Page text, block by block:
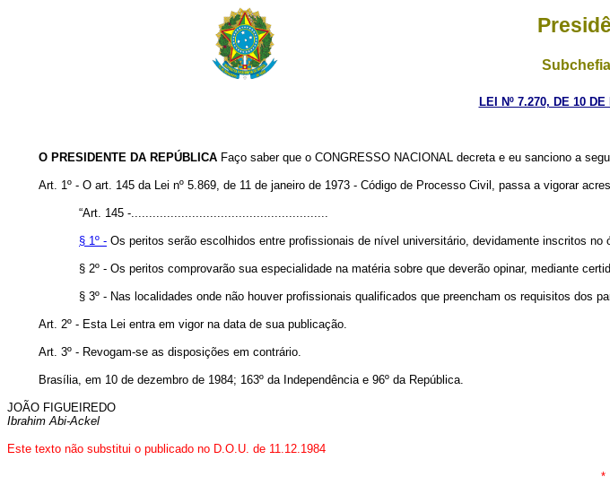
LEI Nº 7.270, DE 10
O PRESIDENTE DA REPÚBLICA Faço saber que o CONGRESSO NACIONAL decreta e eu sanciono a
Art. 1º - O art. 145 da Lei nº 5.869, de 11 de janeiro de 1973 - Código de Processo Civil, passa a vigorar
“Art. 145 -.......................................................
§ 1º - Os peritos serão escolhidos entre profissionais de nível universitário, devidamente inscritos
§ 2º - Os peritos comprovarão sua especialidade na matéria sobre que deverão opinar, mediante
§ 3º - Nas localidades onde não houver profissionais qualificados que preencham os requisitos dos
Art. 2º - Esta Lei entra em vigor na data de sua publicação.
Art. 3º - Revogam-se as disposições em contrário.
Brasília, em 10 de dezembro de 1984; 163º da Independência e 96º da República.
JOÃO FIGUEIREDO
Ibrahim Abi-Ackel
Este texto não substitui o publicado no D.O.U. de 11.12.1984
*